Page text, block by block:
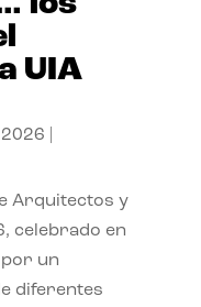
UIA
Arquitectos y
celebrado en
un
diferentes